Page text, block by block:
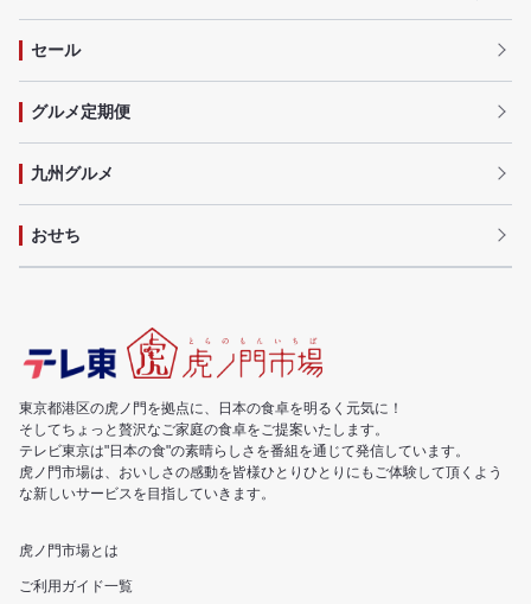
セール
グルメ定期便
九州グルメ
おせち
東京都港区の虎ノ門を拠点に、日本の食卓を明るく元気に！
そしてちょっと贅沢なご家庭の食卓をご提案いたします。
テレビ東京は"日本の食"の素晴らしさを番組を通じて発信しています。
虎ノ門市場は、おいしさの感動を皆様ひとりひとりにもご体験して頂くよう
な新しいサービスを目指していきます。
虎ノ門市場とは
ご利用ガイド一覧